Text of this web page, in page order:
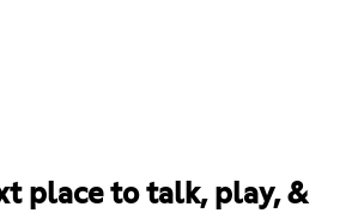
place to talk, play, &